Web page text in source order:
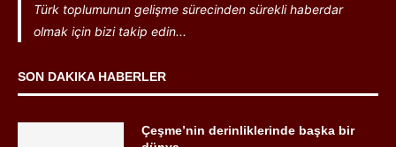
Türk toplumunun gelişme sürecinden sürekli haberdar
olmak için bizi takip edin...
SON DAKIKA HABERLER
Çeşme’nin derinliklerinde başka bir